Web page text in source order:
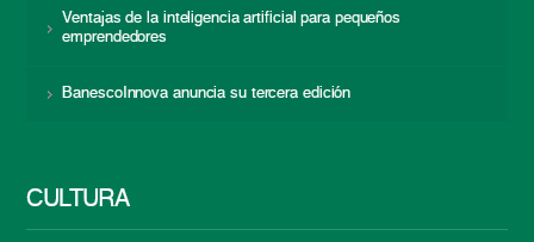
Ventajas de la inteligencia artificial para pequeños
emprendedores
BanescoInnova anuncia su tercera edición
CULTURA